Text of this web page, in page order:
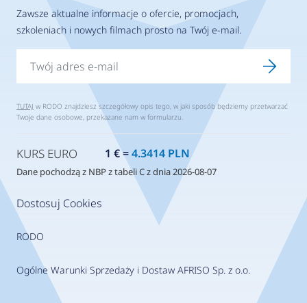
Dostosuj Cookies
RODO
Ogólne Warunki Sprzedaży i Dostaw AFRISO Sp. z o.o.
Zawsze aktualne informacje o ofercie, promocjach,
szkoleniach i nowych filmach prosto na Twój e-mail.
TUTAJ w RODO znajdziesz szczegółowy opis tego, w jaki sposób będziemy przetwarzać
Twoje dane osobowe, przekazane nam w formularzu.
KURS EURO 1 € =4.3414 PLN
Dane pochodzą z NBP z tabeli C z dnia 2026-08-07